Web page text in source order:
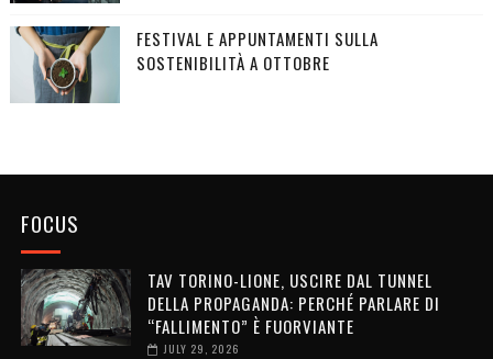
FESTIVAL E APPUNTAMENTI SULLA
SOSTENIBILITÀ A OTTOBRE
FOCUS
TAV TORINO-LIONE, USCIRE DAL TUNNEL
DELLA PROPAGANDA: PERCHÉ PARLARE DI
“FALLIMENTO” È FUORVIANTE
JULY 29, 2026